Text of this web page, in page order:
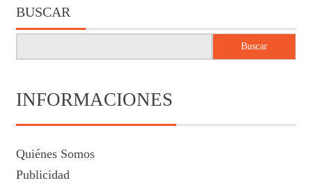
BUSCAR
Buscar
INFORMACIONES
Quiénes Somos
Publicidad